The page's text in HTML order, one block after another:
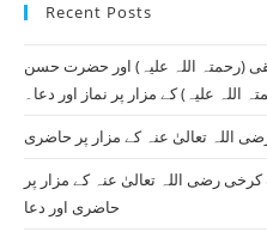
Recent Posts
(رحمتہ اللہ علیہ) اور حضرت حسن
اللہ علیہ) کے مزار پر نماز اور دعا۔
اللہ تعالیٰ عنہ کے مزار پر حاضری
رضی اللہ تعالیٰ عنہ کے مزار پر
حاضری اور دعا